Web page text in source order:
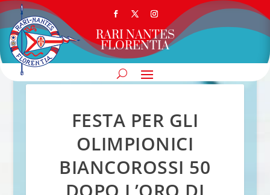
RARI NANTES
FLORENTIA
FESTA PER GLI
OLIMPIONICI
BIANCOROSSI 50